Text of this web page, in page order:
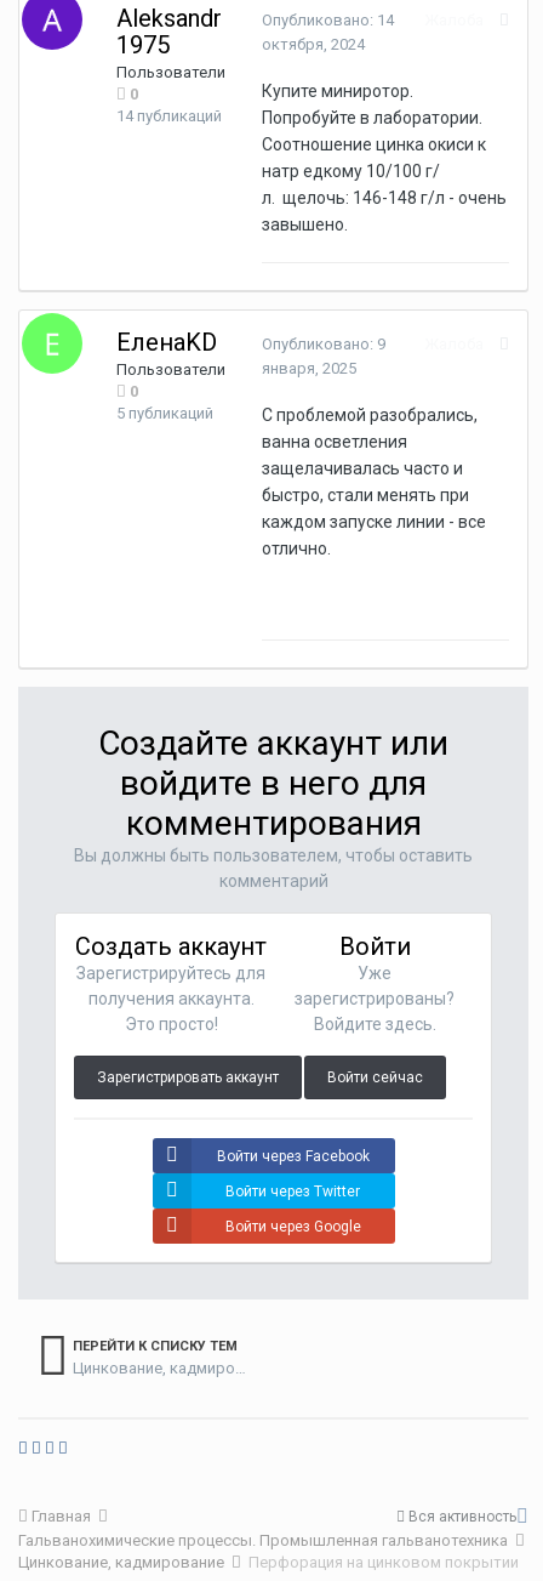
Aleksandr
1975
Пользователи
0
14 публикаций
Опубликовано: 14
октября, 2024
Купите миниротор.
Попробуйте в лаборатории.
Соотношение цинка окиси к
натр едкому 10/100 г/
л. щелочь: 146-148 г/л - очень
завышено.
ЕленаKD
Пользователи
0
5 публикаций
Опубликовано: 9
января, 2025
С проблемой разобрались,
ванна осветления
защелачивалась часто и
быстро, стали менять при
каждом запуске линии - все
отлично.
Создайте аккаунт или
войдите в него для
комментирования
Вы должны быть пользователем, чтобы оставить
комментарий
Создать аккаунт
Зарегистрируйтесь для
получения аккаунта.
Это просто!
Зарегистрировать аккаунт
Войти
Уже
зарегистрированы?
Войдите здесь.
Войти сейчас
Войти через Facebook
Войти через Twitter
Войти через Google
ПЕРЕЙТИ К СПИСКУ ТЕМ
Цинкование, кадмирование
Вся активность
Главная
Гальванохимические процессы. Промышленная гальванотехника
Цинкование, кадмирование
Перфорация на цинковом покрытии